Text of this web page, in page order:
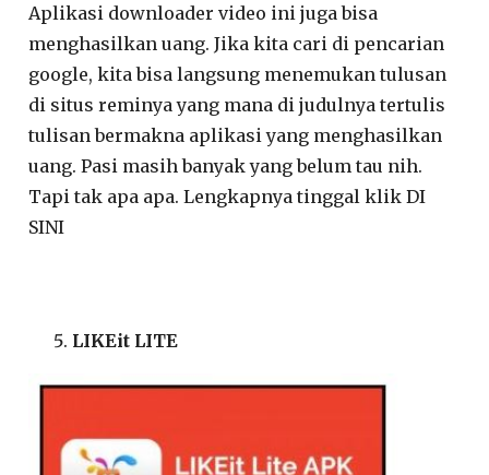
Aplikasi downloader video ini juga bisa
menghasilkan uang. Jika kita cari di pencarian
google, kita bisa langsung menemukan tulusan
di situs reminya yang mana di judulnya tertulis
tulisan bermakna aplikasi yang menghasilkan
uang. Pasi masih banyak yang belum tau nih.
Tapi tak apa apa. Lengkapnya tinggal klik DI
SINI
LIKEit LITE